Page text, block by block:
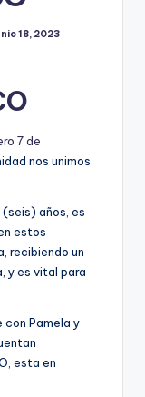
18, 2023
7de
nos unimos
(seis) años, es
estos
recibiendo un
y es vital para
con Pamela y
esta en